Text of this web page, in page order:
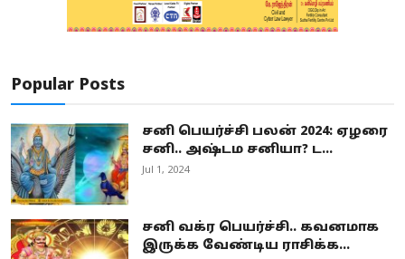
Popular Posts
சனி பெயர்ச்சி பலன் 2024: ஏழரை
சனி.. அஷ்டம சனியா? ட...
Jul 1, 2024
சனி வக்ர பெயர்ச்சி.. கவனமாக
இருக்க வேண்டிய ராசிக்க...